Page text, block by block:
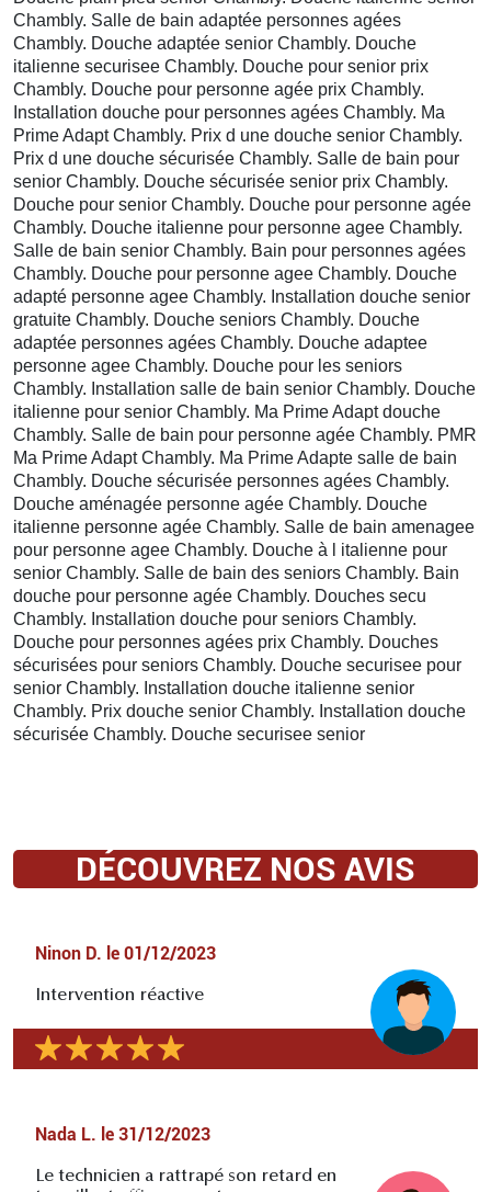
Chambly. Salle de bain adaptée personnes agées
Chambly. Douche adaptée senior Chambly. Douche
italienne securisee Chambly. Douche pour senior prix
Chambly. Douche pour personne agée prix Chambly.
Installation douche pour personnes agées Chambly. Ma
Prime Adapt Chambly. Prix d une douche senior Chambly.
Prix d une douche sécurisée Chambly. Salle de bain pour
senior Chambly. Douche sécurisée senior prix Chambly.
Douche pour senior Chambly. Douche pour personne agée
Chambly. Douche italienne pour personne agee Chambly.
Salle de bain senior Chambly. Bain pour personnes agées
Chambly. Douche pour personne agee Chambly. Douche
adapté personne agee Chambly. Installation douche senior
gratuite Chambly. Douche seniors Chambly. Douche
adaptée personnes agées Chambly. Douche adaptee
personne agee Chambly. Douche pour les seniors
Chambly. Installation salle de bain senior Chambly. Douche
italienne pour senior Chambly. Ma Prime Adapt douche
Chambly. Salle de bain pour personne agée Chambly. PMR
Ma Prime Adapt Chambly. Ma Prime Adapte salle de bain
Chambly. Douche sécurisée personnes agées Chambly.
Douche aménagée personne agée Chambly. Douche
italienne personne agée Chambly. Salle de bain amenagee
pour personne agee Chambly. Douche à l italienne pour
senior Chambly. Salle de bain des seniors Chambly. Bain
douche pour personne agée Chambly. Douches secu
Chambly. Installation douche pour seniors Chambly.
Douche pour personnes agées prix Chambly. Douches
sécurisées pour seniors Chambly. Douche securisee pour
senior Chambly. Installation douche italienne senior
Chambly. Prix douche senior Chambly. Installation douche
sécurisée Chambly. Douche securisee senior
DÉCOUVREZ NOS AVIS
Ninon D. le 01/12/2023
Intervention réactive
Nada L. le 31/12/2023
Le technicien a rattrapé son retard en